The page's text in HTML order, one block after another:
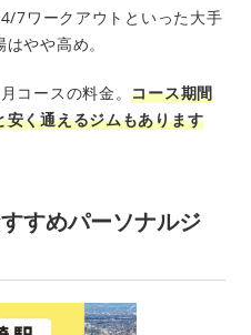
7ワークアウトといった大手
やや高め。
コースの料金。コース期間
く通えるジムもあります
すめパーソナルジ